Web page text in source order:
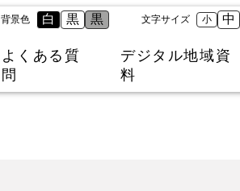
背景色 白 黒 黒 文字サイズ 小 中
よくある質
問
デジタル地域資
料